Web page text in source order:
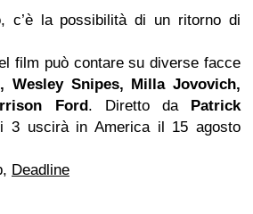
c’è la possibilità di un ritorno di
film può contare su diverse facce
Wesley Snipes, Milla Jovovich,
Ford. Diretto da Patrick
3 uscirà in America il 15 agosto
Deadline